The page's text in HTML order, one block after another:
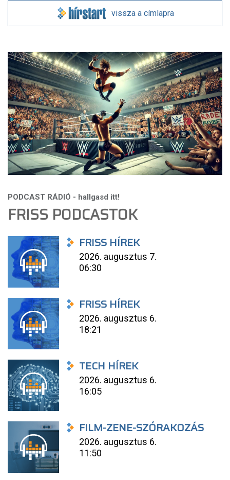
vissza a címlapra
FRISS PODCASTOK
FRISS HÍREK
2026. augusztus 7.
06:30
FRISS HÍREK
2026. augusztus 6.
18:21
TECH HÍREK
2026. augusztus 6.
16:05
FILM-ZENE-SZÓRAKOZÁS
2026. augusztus 6.
11:50